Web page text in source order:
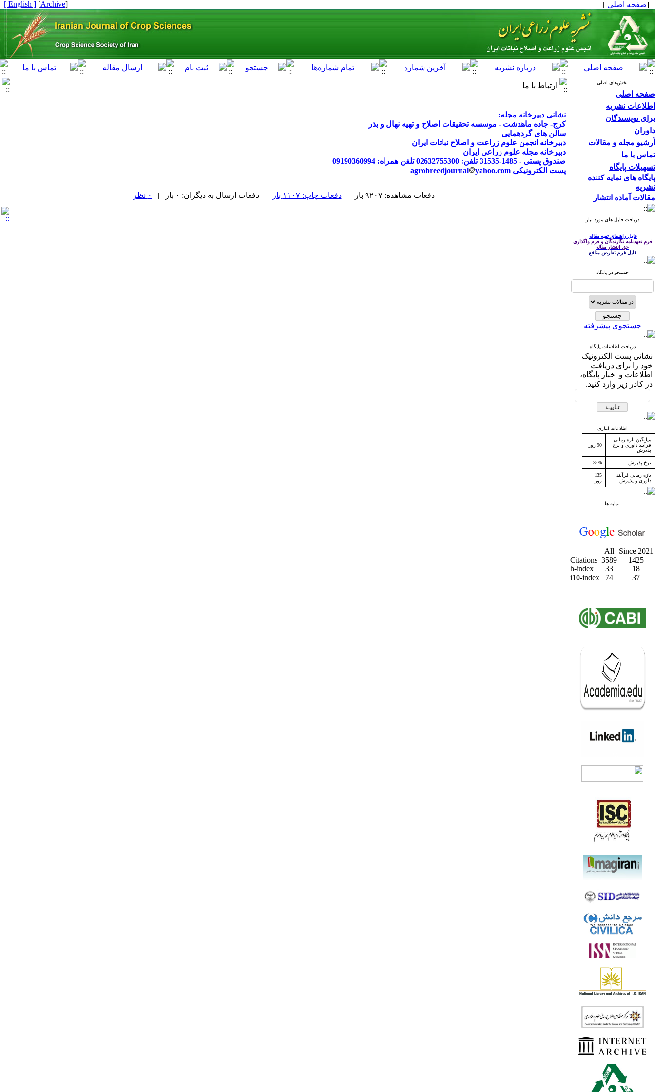
[صفحه اصلی ]
[
Archive
]
[ English ]
بخش‌های اصلی
صفحه اصلی
اطلاعات نشریه
برای نویسندگان
داوران
آرشیو مجله و مقالات
تماس با ما
تسهیلات پایگاه
پایگاه های نمایه کننده
نشریه
مقالات آماده انتشار
دریافت فایل های مورد نیاز
فایل راهنمای تهیه مقاله
فرم تعهدنامه نگارندگان و فرم واگذاری
حق انتشار مقاله
فایل فرم تعارض منافع
جستجو در پایگاه
جستجوی پیشرفته
دریافت اطلاعات پایگاه
نشانی پست الکترونیک
خود را برای دریافت
اطلاعات و اخبار پایگاه،
در کادر زیر وارد کنید.
اطلاعات آماری
میانگین بازه زمانی
فرآیند داوری و نرخ
پذیرش
90 روز
نرخ پذیرش 34%
بازه زمانی فرآیند
داوری و پذیرش
135
روز
نمایه ها
All
Since 2021
Citations 3589
1425
h-index
33
18
i10-index
74 37
ارتباط با ما
نشانی دبیرخانه مجله:
کرج- جاده ماهدشت - موسسه تحقیقات اصلاح و تهیه نهال و بذر
سالن های گردهمایی
دبیرخانه انجمن علوم زراعت و اصلاح نباتات ایران
دبیرخانه مجله علوم زراعی ایران
صندوق پستی - 1485-31535 تلفن: 02632755300 تلفن همراه: 09190360994
پست الکترونیکی agrobreedjournal yahoo.com
دفعات مشاهده: ۹۲۰۷ بار | دفعات چاپ: ۱۱۰۷ بار | دفعات ارسال به دیگران: ۰ بار | ۰ نظر